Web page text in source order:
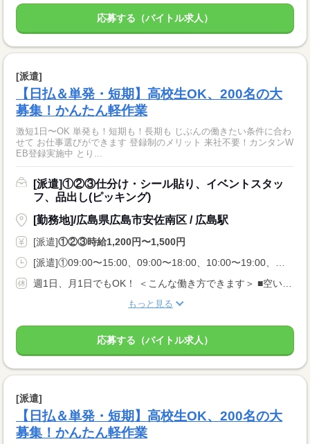
応募する（バイトル求人）
[派遣]
【日払＆単発・短期】高校生OK、200名の大
募集！かんたん軽作業
激短1日〜OK 単発も！短期も！長期も じぶんの働きたい条件に合わ
せて お仕事選びができます 登録制のメリット 来社不要！カンタンW
EB登録実施中 とり...
[派遣]①②③仕分け・シール貼り、イベントスタッ
フ、品出し(ピッキング)
[勤務地]/広島県広島市安佐南区 / 広島駅
[派遣]①②③時給1,200円〜1,500円
もっと見る
応募する（バイトル求人）
[派遣]
【日払＆単発・短期】高校生OK、200名の大
募集！かんたん軽作業